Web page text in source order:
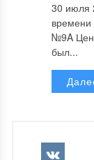
30 июля
времени
№9A
был...